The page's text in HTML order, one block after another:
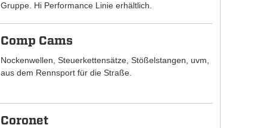
Gruppe. Hi Performance Linie erhältlich.
Comp Cams
Nockenwellen, Steuerkettensätze, Stößelstangen, uvm,
aus dem Rennsport für die Straße.
Coronet